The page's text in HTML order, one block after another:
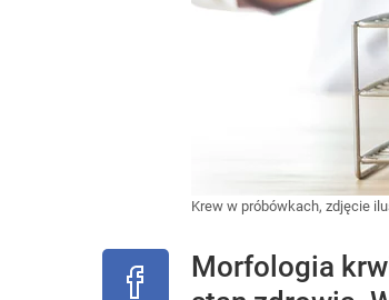
Krew w próbówkach, zdjęcie
Morfologia